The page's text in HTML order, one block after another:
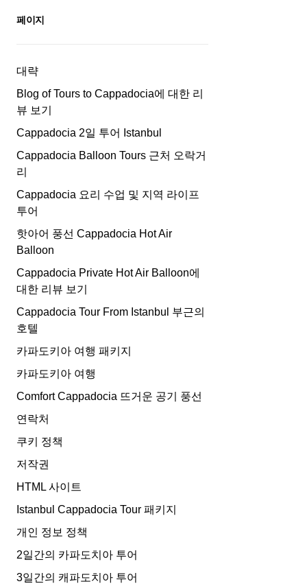
페이지
대략
Blog of Tours to Cappadocia에 대한 리
뷰 보기
Cappadocia 2일 투어 Istanbul
Cappadocia Balloon Tours 근처 오락거
리
Cappadocia 요리 수업 및 지역 라이프
투어
핫아어 풍선 Cappadocia Hot Air
Balloon
Cappadocia Private Hot Air Balloon에
대한 리뷰 보기
Cappadocia Tour From Istanbul 부근의
호텔
카파도키아 여행 패키지
카파도키아 여행
Comfort Cappadocia 뜨거운 공기 풍선
연락처
쿠키 정책
저작권
HTML 사이트
Istanbul Cappadocia Tour 패키지
개인 정보 정책
2일간의 카파도치아 투어
3일간의 캐파도치아 투어